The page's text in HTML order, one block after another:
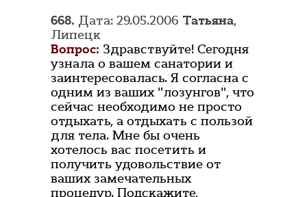
668. Дата: 29.05.2006 Татьяна,
Липецк
Вопрос: Здравствуйте! Сегодня
узнала о вашем санатории и
заинтересовалась. Я согласна с
одним из ваших "лозунгов", что
сейчас необходимо не просто
отдыхать, а отдыхать с пользой
для тела. Мне бы очень
хотелось вас посетить и
получить удовольствие от
ваших замечательных
процедур. Подскажите,